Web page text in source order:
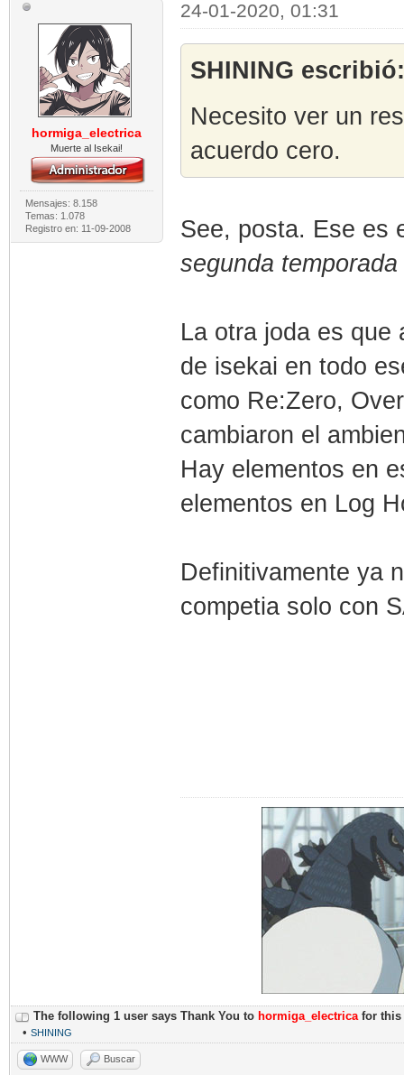
hormiga_electrica
Muerte al Isekai!
Mensajes: 8.158
Temas: 1.078
Registro en: 11-09-2008
24-01-2020, 01:31
SHINING
Necesito ver un
acuerdo cero.
See, posta. Ese es
segunda
La otra joda es que
de isekai en todo
como Re:Zero,
cambiaron el
Hay elementos en
elementos en Log
Definitivamente ya
competia solo con
The following 1 user says Thank You to hormiga_electricafor this
• SHINING
WWW Buscar